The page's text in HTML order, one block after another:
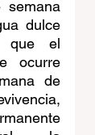
semana
dulce
que el
ocurre
de